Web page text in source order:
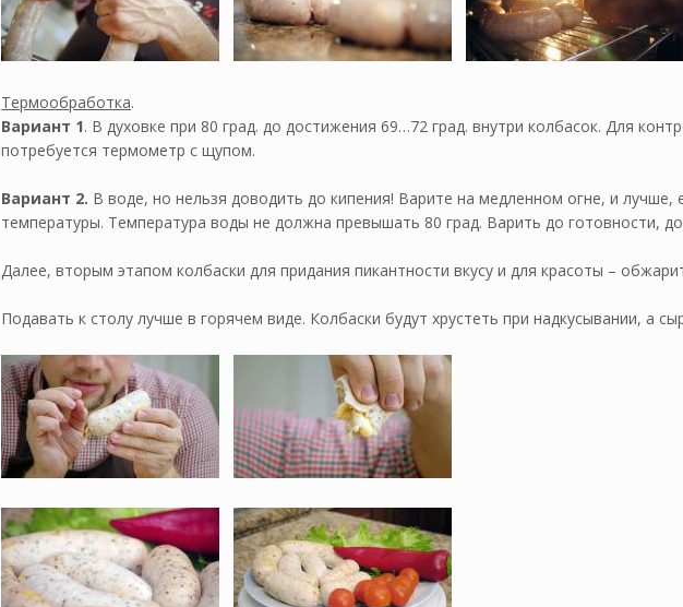
Термообработка.
Вариант 1. В духовке при 80 град. до достижения 69…72 град. внутри колбасок. Для
потребуется термометр с щупом.
Вариант 2. В воде, но нельзя доводить до кипения! Варите на медленном огне, и лучше,
температуры. Температура воды не должна превышать 80 град. Варить до готовности,
Далее, вторым этапом колбаски для придания пикантности вкусу и для красоты –
Подавать к столу лучше в горячем виде. Колбаски будут хрустеть при надкусывании, а